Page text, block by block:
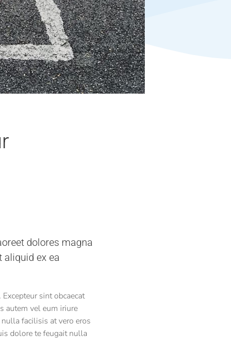
dolores magna
ex ea
sint obcaecat
autem vel eum iriure
facilisis at vero eros
dolore te feugait nulla